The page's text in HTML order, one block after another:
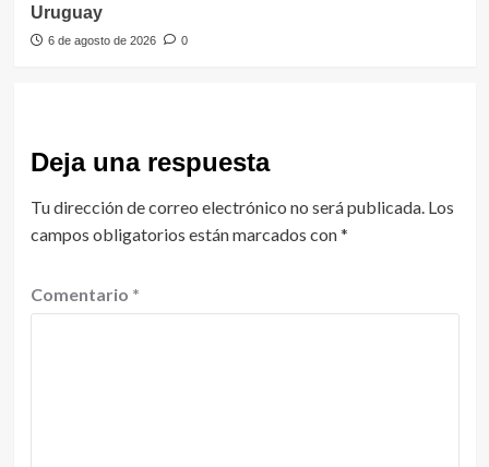
Uruguay
6 de agosto de 2026 0
Deja una respuesta
Tu dirección de correo electrónico no será publicada. Los
campos obligatorios están marcados con*
Comentario *